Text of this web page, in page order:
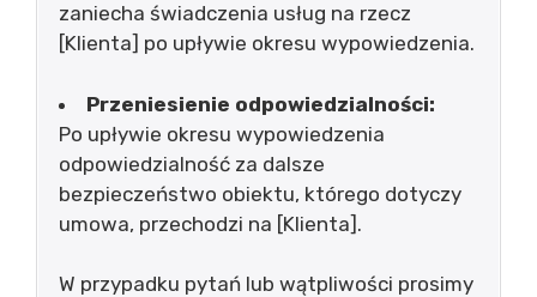
zaniecha świadczenia usług na rzecz
[Klienta] po upływie okresu wypowiedzenia.
Przeniesienie odpowiedzialności:
Po upływie okresu wypowiedzenia
odpowiedzialność za dalsze
bezpieczeństwo obiektu, którego dotyczy
umowa, przechodzi na [Klienta].
W przypadku pytań lub wątpliwości prosimy